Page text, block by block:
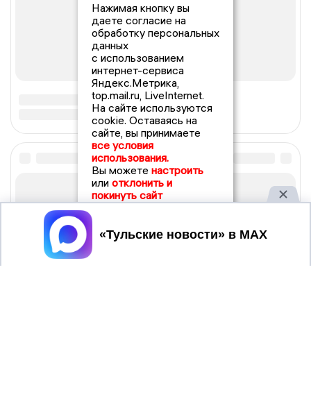
Нажимая кнопку вы
даете согласие на
обработку персональных
данных
с использованием
интернет-сервиса
Яндекс.Метрика,
top.mail.ru, LiveInternet.
На сайте используются
cookie. Оставаясь на
сайте, вы принимаете
все условия
использования.
Вы можете настроить
или отклонить и
покинуть сайт
Принять